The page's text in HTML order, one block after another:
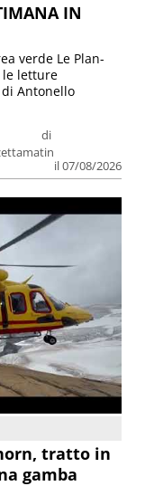
IN
di
il 07/08/2026
verde Le Plan-
le letture
Antonello
tratto in
gamba